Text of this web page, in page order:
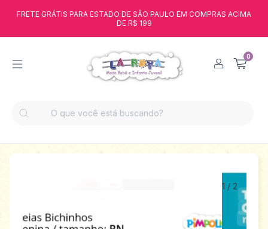
FRETE GRÁTIS PARA ESTADO DE SÃO PAULO EM COMPRAS ACIMA
DE R$ 199
0
1 / 2